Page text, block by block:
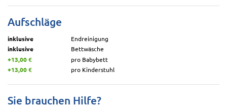
Aufschläge
inklusive
Endreinigung
inklusive
Bettwäsche
+13,00 €
pro Babybett
+13,00 €
pro Kinderstuhl
Sie brauchen Hilfe?